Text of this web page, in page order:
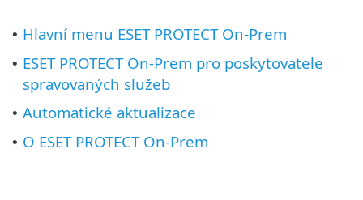
• Hlavní menu ESET PROTECT On-Prem
• ESET PROTECT On-Prem pro poskytovatele
spravovaných služeb
• Automatické aktualizace
• O ESET PROTECT On-Prem